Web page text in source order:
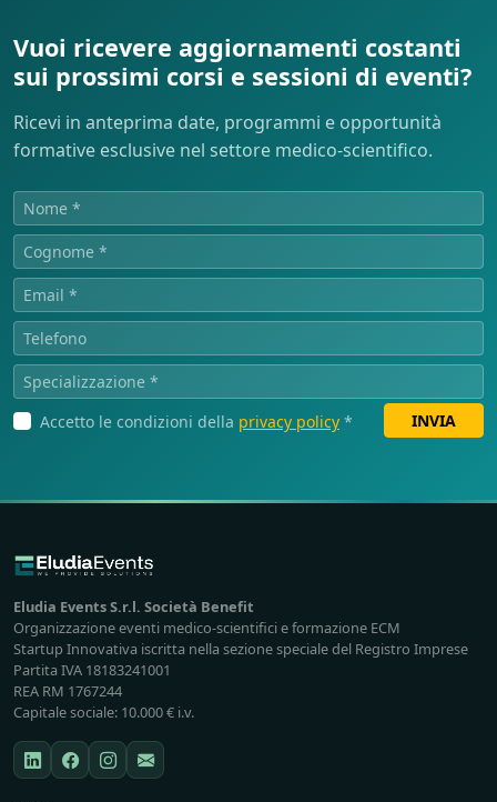
Vuoi ricevere aggiornamenti costanti
sui prossimi corsi e sessioni di eventi?
Ricevi in anteprima date, programmi e opportunità
formative esclusive nel settore medico-scientifico.
Accetto le condizioni della privacy policy * INVIA
Eludia Events S.r.l. Società Benefit
Organizzazione eventi medico-scientifici e formazione ECM
Startup Innovativa iscritta nella sezione speciale del Registro Imprese
Partita IVA 18183241001
REA RM 1767244
Capitale sociale: 10.000 € i.v.